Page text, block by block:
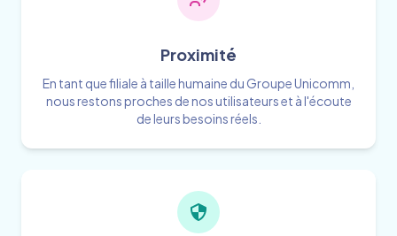
Proximité
En tant que filiale à taille humaine du Groupe Unicomm,
nous restons proches de nos utilisateurs et à l'écoute
de leurs besoins réels.